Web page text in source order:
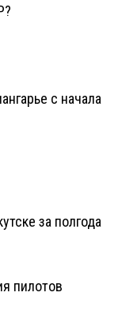
с начала
за полгода
пилотов